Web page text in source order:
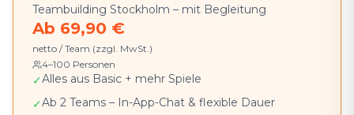
Teambuilding Stockholm – mit Begleitung
Ab 69,90 €
netto / Team (zzgl. MwSt.)
4–100 Personen
✓Alles aus Basic + mehr Spiele
✓Ab 2 Teams – In-App-Chat & flexible Dauer